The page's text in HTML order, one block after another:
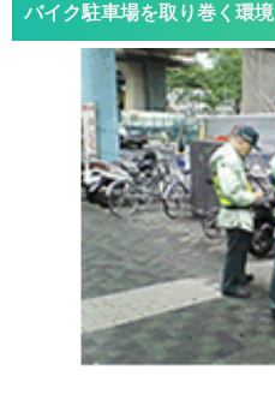
バイク駐車場を取り巻く環境